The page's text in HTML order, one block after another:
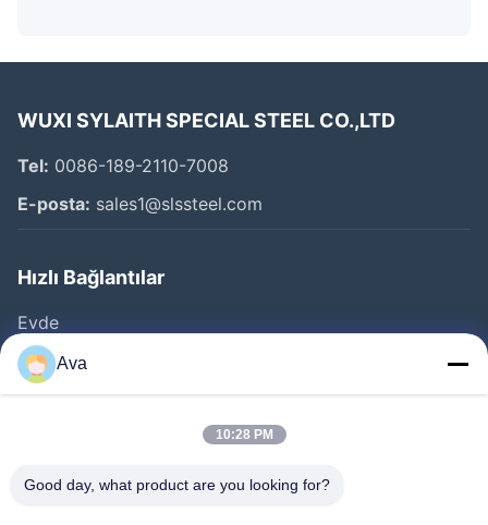
WUXI SYLAITH SPECIAL STEEL CO.,LTD
Tel: 0086-189-2110-7008
E-posta: sales1@slssteel.com
Hızlı Bağlantılar
Evde
Ürün
Videolar
Fabrika Turu
Ava
10:28 PM
Good day, what product are you looking for?